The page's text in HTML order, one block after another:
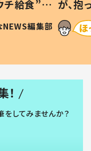
チ給食”を
令和の親
NEWS編集部
が、
「涙が
い」
をしてみませんか？